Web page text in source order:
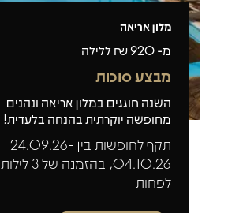
מלון אריאה
מ-920₪ ללילה
מבצע סוכות
השנה חוגגים במלון אריאה ונהנים
מחופשה יוקרתית בהנחה בלעדית!
תקף לחופשות בין 24.09.26-
04.10.26, בהזמנה של 3 לילות
לפחות